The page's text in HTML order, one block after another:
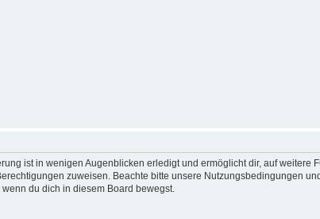
ist in wenigen Augenblicken erledigt und ermöglicht dir, auf weitere
zuweisen. Beachte bitte unsere Nutzungsbedingungen
du dich in diesem Board bewegst.